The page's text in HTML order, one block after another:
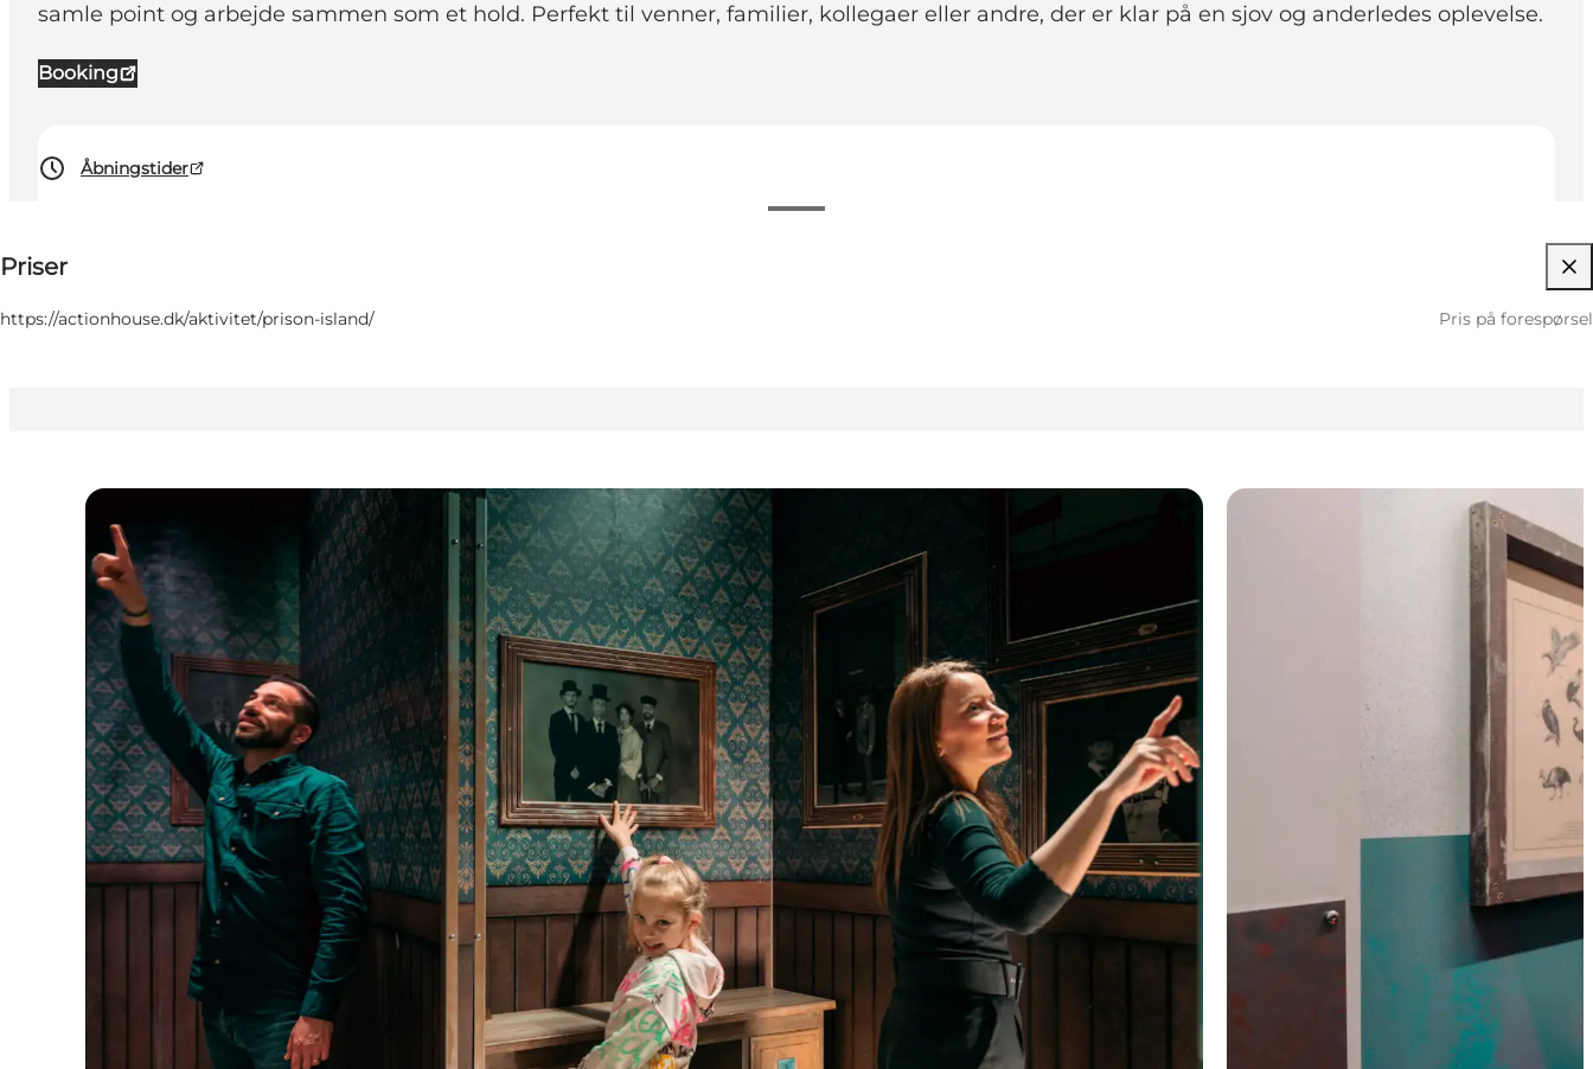
samle point og arbejde sammen som et hold. Perfekt til venner, familier, kollegaer eller andre, der er klar på en sjov og anderledes oplevelse.
Booking
Åbningstider
Priser
https://actionhouse.dk/aktivitet/prison-island/ Pris på forespørsel
Børn, Min virksomhed, Venner, Min partner